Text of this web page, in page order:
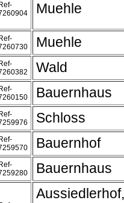
Ref-
Muehle
Ref-
Muehle
Ref-
Wald
Ref-
Bauernhaus
Ref-
Schloss
Ref-
Bauernhof
Ref-
Bauernhaus